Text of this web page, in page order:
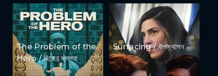
The Problem of the
Hero / হিরোর সমস্যা
Surfacing / উপস্থাপন